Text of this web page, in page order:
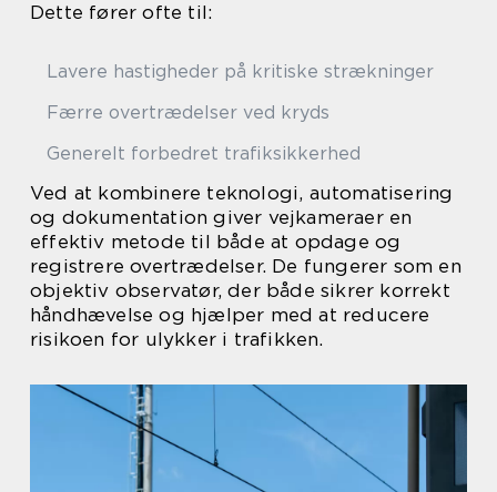
Dette fører ofte til:
Lavere hastigheder på kritiske strækninger
Færre overtrædelser ved kryds
Generelt forbedret trafiksikkerhed
Ved at kombinere teknologi, automatisering
og dokumentation giver vejkameraer en
effektiv metode til både at opdage og
registrere overtrædelser. De fungerer som en
objektiv observatør, der både sikrer korrekt
håndhævelse og hjælper med at reducere
risikoen for ulykker i trafikken.